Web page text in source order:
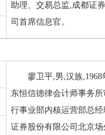
助理、交易总监,成都证
司首席信息官。
廖卫平,男,汉族
东恒信德律会计师事务
行事业部内核运营部总
证券股份有限公司北京